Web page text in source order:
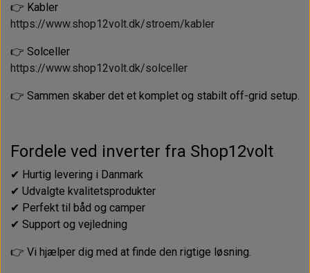
👉 Kabler
https://www.shop12volt.dk/stroem/kabler
👉 Solceller
https://www.shop12volt.dk/solceller
👉 Sammen skaber det et komplet og stabilt off-grid setup.
Fordele ved inverter fra Shop12volt
✔ Hurtig levering i Danmark
✔ Udvalgte kvalitetsprodukter
✔ Perfekt til båd og camper
✔ Support og vejledning
👉 Vi hjælper dig med at finde den rigtige løsning.